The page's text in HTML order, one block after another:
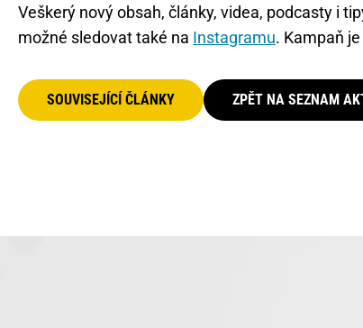
Veškerý nový obsah, články, videa, podcasty i
možné sledovat také na Instagramu. Kampaň
SOUVISEJÍCÍ ČLÁNKY ZPĚT NA SEZNAM